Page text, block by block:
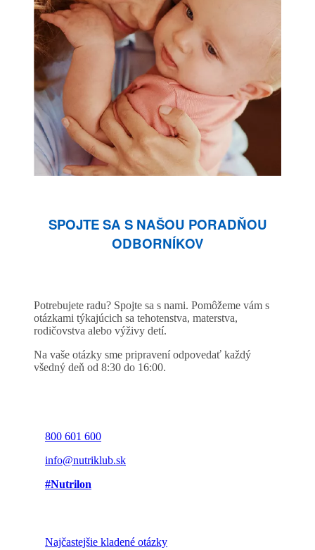
SPOJTE SA S NAŠOU PORADŇOU
ODBORNÍKOV
Potrebujete radu? Spojte sa s nami. Pomôžeme vám s
otázkami týkajúcich sa tehotenstva, materstva,
rodičovstva alebo výživy detí.
Na vaše otázky sme pripravení odpovedať každý
všedný deň od 8:30 do 16:00.
800 601 600
info@nutriklub.sk
#Nutrilon
Najčastejšie kladené otázky